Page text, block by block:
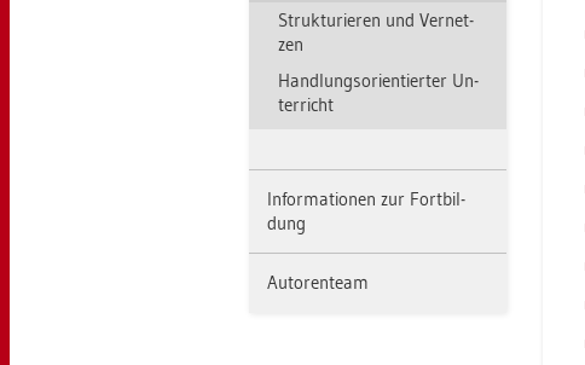
Struk­tu­rie­ren und Ver­net­
zen
Hand­lungs­ori­en­tier­ter Un­
ter­richt
In­for­ma­tio­nen zur Fort­bil­
dung
Au­to­ren­team